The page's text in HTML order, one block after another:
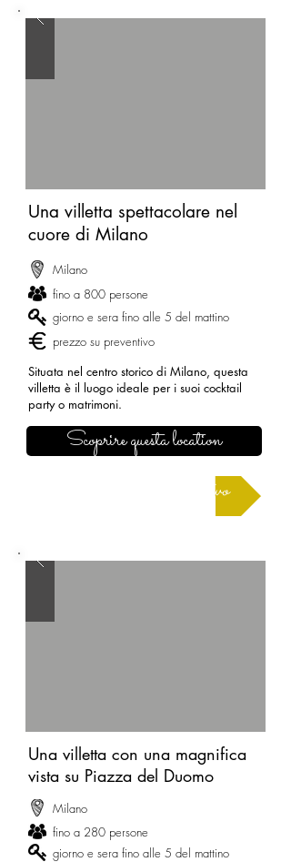
Una villetta spettacolare nel
cuore di Milano
Milano
fino a 800 persone
giorno e sera fino alle 5 del mattino
prezzo su preventivo
Situata nel centro storico di Milano, questa
villetta è il luogo ideale per i suoi cocktail
party o matrimoni.
Scoprire questa location
Richiedere un preventivo
Una villetta con una magnifica
vista su Piazza del Duomo
Milano
fino a 280 persone
giorno e sera fino alle 5 del mattino